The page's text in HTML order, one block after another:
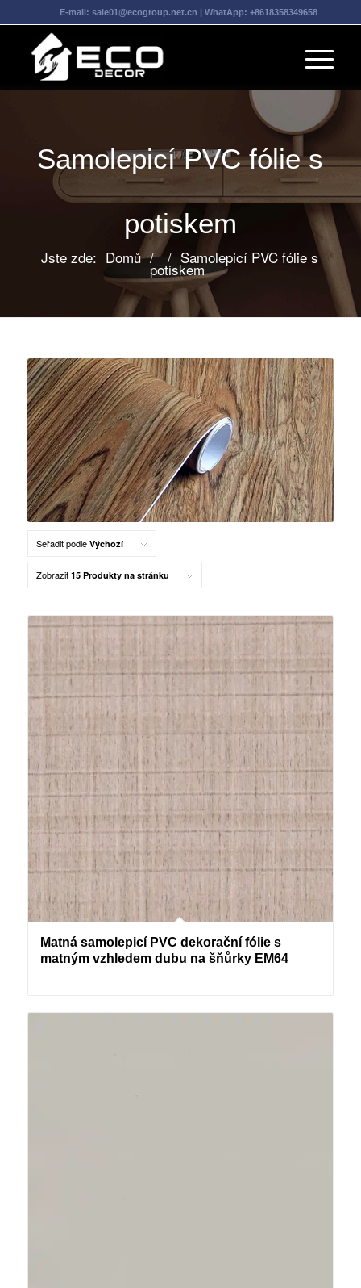
E-mail: sale01@ecogroup.net.cn | WhatApp: +8618358349658
Samolepicí PVC fólie s
potiskem
Jste zde: Domů / / Samolepicí PVC fólie s
potiskem
Seřadit podle Výchozí
Zobrazit 15 Produkty na stránku
Matná samolepicí PVC dekorační fólie s
matným vzhledem dubu na šňůrky EM64